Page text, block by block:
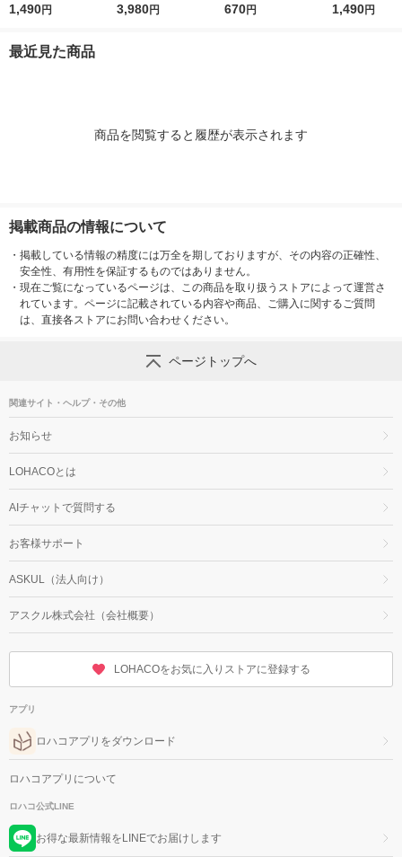
納ケース 大 ホワイト
ｍ 良品計画
1,490円
P-18 1セット（10巻
3,980円
5P 1パック（5巻入）
670円
納ケース ワイ
1,490円
最近見た商品
商品を閲覧すると履歴が表示されます
掲載商品の情報について
・ 掲載している情報の精度には万全を期しておりますが、その内容の正確性、
安全性、有用性を保証するものではありません。
・ 現在ご覧になっているページは、この商品を取り扱うストアによって運営さ
れています。ページに記載されている内容や商品、ご購入に関するご質問
は、直接各ストアにお問い合わせください。
ページトップへ
関連サイト・ヘルプ・その他
お知らせ
LOHACOとは
AIチャットで質問する
お客様サポート
ASKUL（法人向け）
アスクル株式会社（会社概要）
LOHACOをお気に入りストアに登録する
アプリ
ロハコアプリをダウンロード
ロハコアプリについて
ロハコ公式LINE
お得な最新情報をLINEでお届けします